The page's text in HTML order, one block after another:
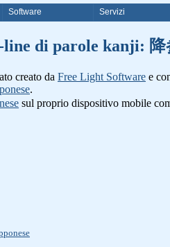
Software Servizi
line di parole kanji:
creato da Free Light Software e
.
sul proprio dispositivo mobile